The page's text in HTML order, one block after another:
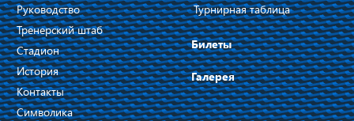
Руководство
Тренерский штаб
Стадион
История
Контакты
Символика
Турнирная таблица
Билеты
Галерея